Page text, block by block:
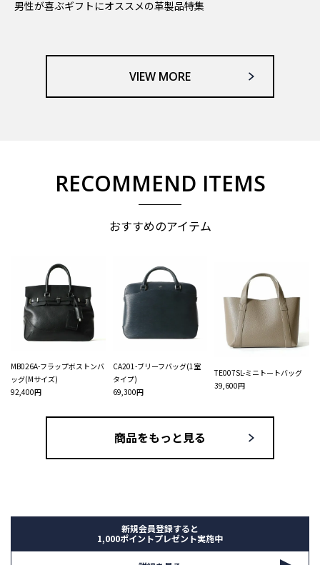
男性が喜ぶギフトにオススメの革製品特集
VIEW MORE
RECOMMEND ITEMS
おすすめのアイテム
MB026A-フラップボストンバ
ッグ(Mサイズ)
92,400円
CA201-ブリーフバッグ(1室
タイプ)
69,300円
TE007SL-ミニトートバッグ
39,600円
商品をもっと見る
新規会員登録すると
1,000ポイントプレゼント実施中